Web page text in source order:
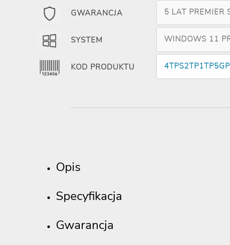
GWARANCJA 5 LAT PREMIER
SYSTEM WINDOWS 11
KOD PRODUKTU
Opis
Specyfikacja
Gwarancja